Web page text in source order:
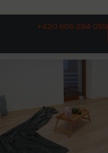
+420 605 284 059